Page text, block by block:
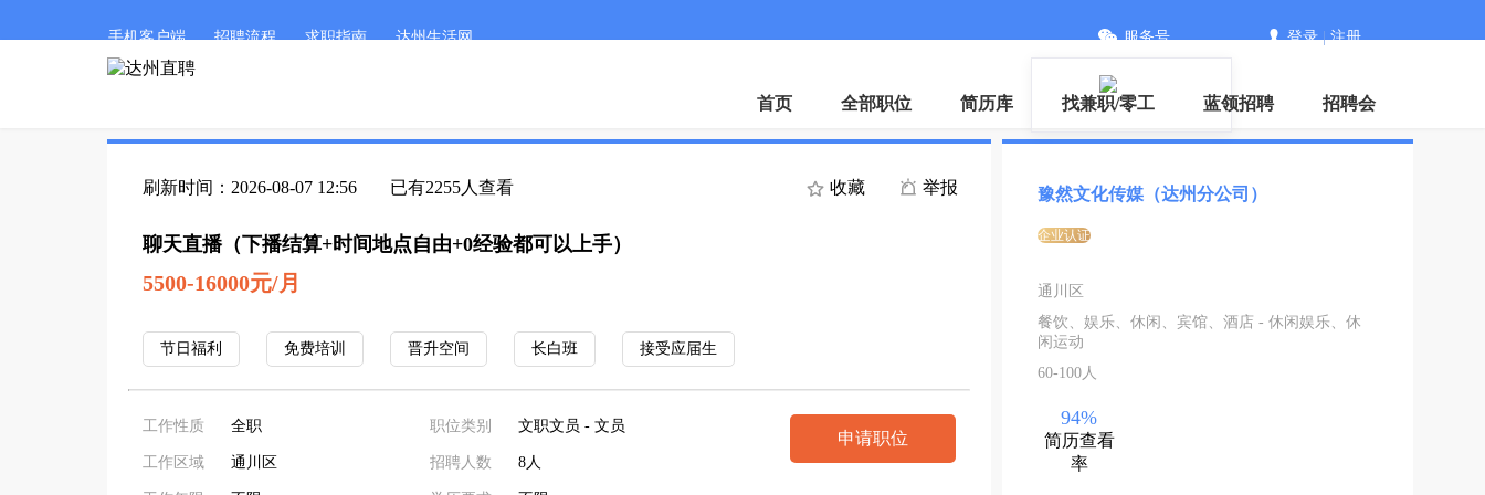
手机客户端 招聘流程 求职指南 达州生活网
APP下载
服务号 登录|注册
首页 全部职位 简历库 找兼职/零工 蓝领招聘 招聘会
刷新时间：2026-08-07 12:56 已有2255人查看 收藏 举报
聊天直播（下播结算+时间地点自由+0经验都可以上手）
5500-16000元/月
节日福利 免费培训 晋升空间 长白班 接受应届生
工作性质 全职
工作区域 通川区
职位类别 文职文员 - 文员
招聘人数 8人
申请职位
豫然文化传媒（达州分公司）
企业认证
通川区
餐饮、娱乐、休闲、宾馆、酒店 - 休闲娱乐、休
闲运动
60-100人
94%
简历查看
率